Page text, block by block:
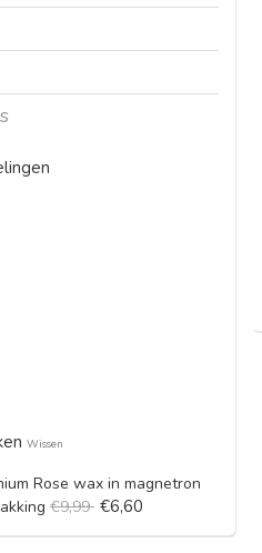
Wissen
Rose wax in magnetron
€9,99 €6,60